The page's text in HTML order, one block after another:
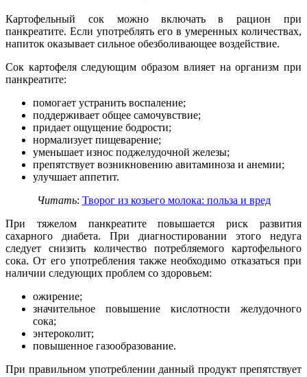
Картофельный сок можно включать в рацион при
панкреатите. Если употреблять его в умеренных количествах,
напиток оказывает сильное обезболивающее воздействие.
Сок картофеля следующим образом влияет на организм при
панкреатите:
помогает устранить воспаление;
поддерживает общее самочувствие;
придает ощущение бодрости;
нормализует пищеварение;
уменьшает износ поджелудочной железы;
препятствует возникновению авитаминоза и анемии;
улучшает аппетит.
Читать: Творог из козьего молока: польза и вред
При тяжелом панкреатите повышается риск развития
сахарного диабета. При диагностировании этого недуга
следует снизить количество потребляемого картофельного
сока. От его употребления также необходимо отказаться при
наличии следующих проблем со здоровьем:
ожирение;
значительное повышение кислотности желудочного
сока;
энтероколит;
повышенное газообразование.
При правильном употреблении данный продукт препятствует